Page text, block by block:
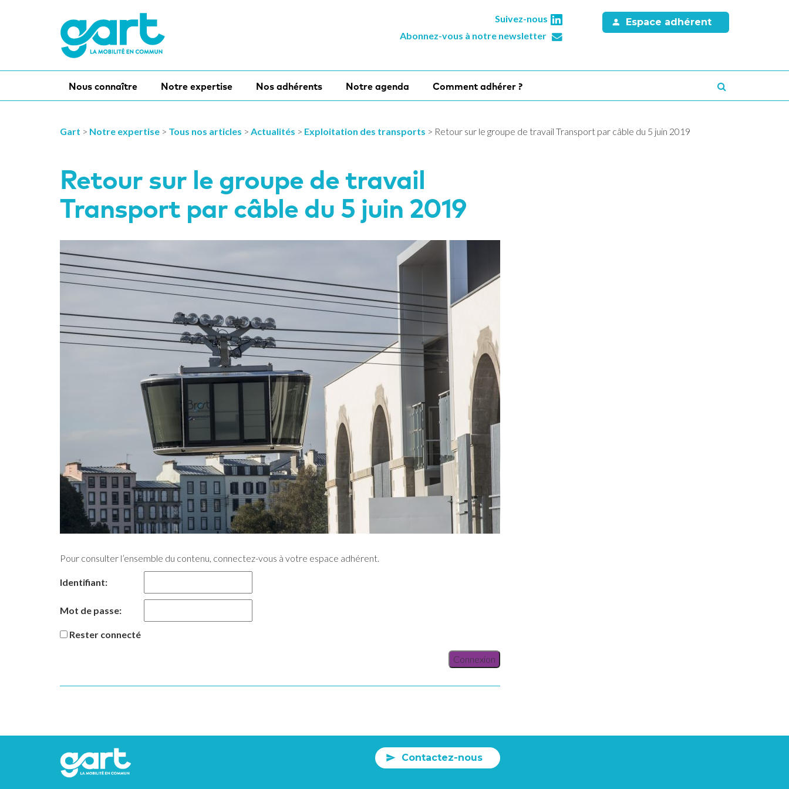
Suivez-nous
Abonnez-vous à notre newsletter
Espace adhérent
Nous connaître Notre expertise Nos adhérents Notre agenda Comment adhérer ?
Gart > Notre expertise > Tous nos articles > Actualités > Exploitation des transports > Retour sur le groupe de travail Transport par câble du 5 juin 2019
Retour sur le groupe de travail
Transport par câble du 5 juin 2019
Pour consulter l’ensemble du contenu, connectez-vous à votre espace adhérent.
Identifiant:
Mot de passe:
Rester connecté
Connexion
Contactez-nous